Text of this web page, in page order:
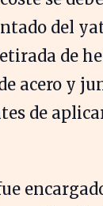
del
de
acero y
de